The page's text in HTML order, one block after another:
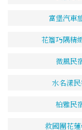
富堡汽車
花簷巧隅精
微風民
水名漾
柏雅民
救國團花